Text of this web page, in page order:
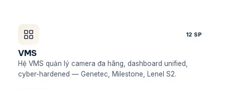
12 SP
VMS
Hệ VMS quản lý camera đa hãng, dashboard unified,
cyber-hardened — Genetec, Milestone, Lenel S2.